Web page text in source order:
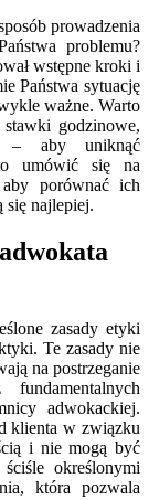
prowadzenia
problemu?
wstępne kroki i
Państwa sytuację
ważne. Warto
godzinowe,
– aby uniknąć
umówić się na
porównać ich
się najlepiej.
zasady etyki
Te zasady nie
na postrzeganie
adwokackiej.
klienta w związku
i nie mogą być
określonymi
która pozwala